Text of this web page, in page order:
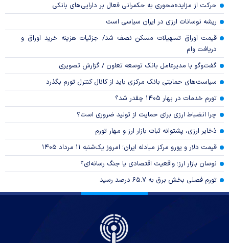
حرکت از مزایده‌محوری به حکمرانی فعال بر دارایی‌های بانکی
ریشه نوسانات ارزی در ایران سیاسی است
قیمت اوراق تسهیلات مسکن نصف شد/ جزئیات هزینه خرید اوراق و
دریافت وام
گفت‌وگو با مدیرعامل بانک توسعه تعاون / گزارش تصویری
سیاست‌های حمایتی بانک مرکزی باید از کانال کنترل تورم بگذرد
تورم خدمات در بهار ۱۴۰۵ چقدر شد؟
چرا انضباط ارزی برای حمایت از تولید ضروری است؟
ذخایر ارزی، پشتوانه ثبات بازار ارز و مهار تورم
قیمت دلار و یورو مرکز مبادله ایران؛ امروز یک‌شنبه ۱۱ مرداد ۱۴۰۵
نوسان بازار ارز؛ واقعیت اقتصادی یا جنگ رسانه‌ای؟
تورم فصلی بخش برق به ۶۵.۷ درصد رسید